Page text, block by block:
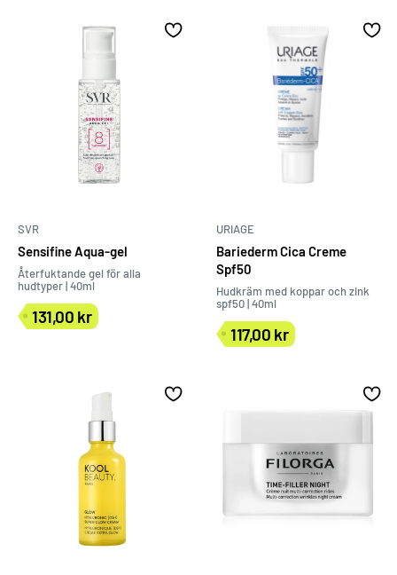
SVR
Sensifine Aqua-gel
Återfuktande gel för alla
hudtyper | 40ml
Försäljningspris
131,00 kr
URIAGE
Bariederm Cica Creme
Spf50
Hudkräm med koppar och zink
spf50 | 40ml
Försäljningspris
117,00 kr